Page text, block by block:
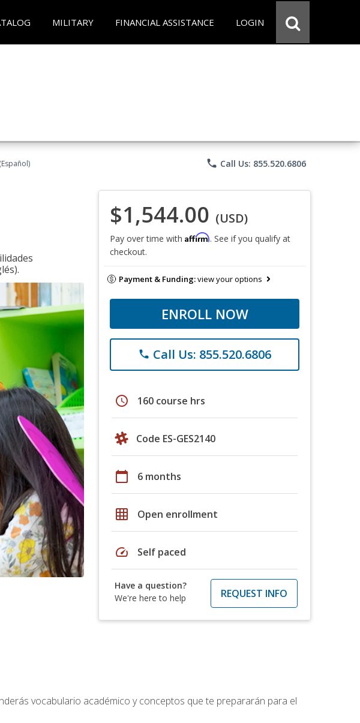
MILITARY FINANCIAL ASSISTANCE LOGIN
phone Call Us: 855.520.6806
$1,544.00 (USD)
Pay over time with Affirm. See if you qualify at
checkout.
Payment & Funding:view your options
ENROLL NOW
phone Call Us: 855.520.6806
schedule 160 course hrs
Code ES-GES2140
calendar_today 6 months
grid_on Open enrollment
speed Self paced
Have a question?
We're here to help
REQUEST INFO
vocabulario académico y conceptos que te prepararán para el